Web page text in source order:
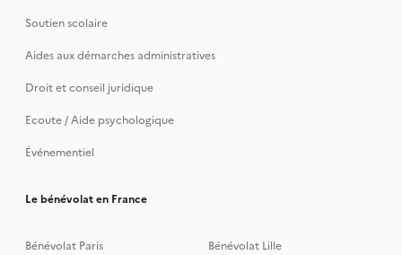
Soutien scolaire
Aides aux démarches administratives
Droit et conseil juridique
Ecoute / Aide psychologique
Événementiel
Le bénévolat en France
Bénévolat Paris
Bénévolat Lille